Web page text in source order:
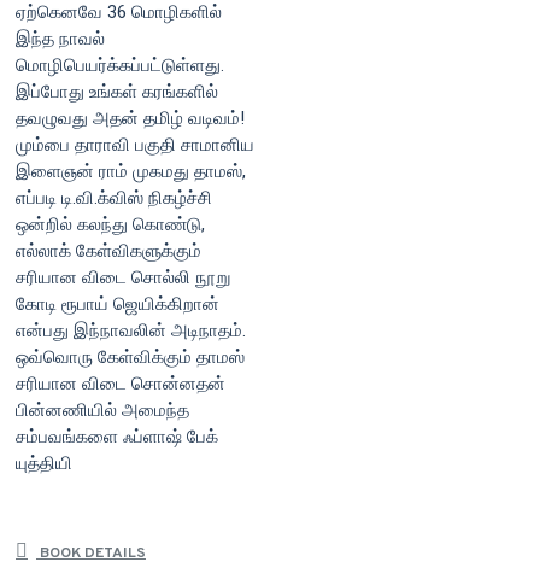
ஏற்கெனவே 36 மொழிகளில்
இந்த நாவல்
மொழிபெயர்க்கப்பட்டுள்ளது.
இப்போது உங்கள் கரங்களில்
தவழுவது அதன் தமிழ் வடிவம்!
மும்பை தாராவி பகுதி சாமானிய
இளைஞன் ராம் முகமது தாமஸ்,
எப்படி டி.வி.க்விஸ் நிகழ்ச்சி
ஒன்றில் கலந்து கொண்டு,
எல்லாக் கேள்விகளுக்கும்
சரியான விடை சொல்லி நூறு
கோடி ரூபாய் ஜெயிக்கிறான்
என்பது இந்நாவலின் அடிநாதம்.
ஒவ்வொரு கேள்விக்கும் தாமஸ்
சரியான விடை சொன்னதன்
பின்னணியில் அமைந்த
சம்பவங்களை ஃப்ளாஷ் பேக்
யுத்தியி
BOOK DETAILS